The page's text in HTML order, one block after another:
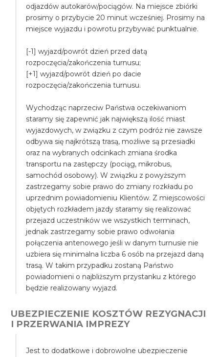
odjazdów autokarów/pociągów. Na miejsce zbiórki
prosimy o przybycie 20 minut wcześniej. Prosimy na
miejsce wyjazdu i powrotu przybywać punktualnie.
[-1] wyjazd/powrót dzień przed datą
rozpoczęcia/zakończenia turnusu;
[+1] wyjazd/powrót dzień po dacie
rozpoczęcia/zakończenia turnusu.
Wychodząc naprzeciw Państwa oczekiwaniom
staramy się zapewnić jak największą ilość miast
wyjazdowych, w związku z czym podróż nie zawsze
odbywa się najkrótszą trasą, możliwe są przesiadki
oraz na wybranych odcinkach zmiana środka
transportu na zastępczy (pociąg, mikrobus,
samochód osobowy). W związku z powyższym
zastrzegamy sobie prawo do zmiany rozkładu po
uprzednim powiadomieniu Klientów. Z miejscowości
objętych rozkładem jazdy staramy się realizować
przejazd uczestników we wszystkich terminach,
jednak zastrzegamy sobie prawo odwołania
połączenia antenowego jeśli w danym turnusie nie
uzbiera się minimalna liczba 6 osób na przejazd daną
trasą. W takim przypadku zostaną Państwo
powiadomieni o najbliższym przystanku z którego
będzie realizowany wyjazd.
UBEZPIECZENIE KOSZTÓW REZYGNACJI
I PRZERWANIA IMPREZY
Jest to dodatkowe i dobrowolne ubezpieczenie